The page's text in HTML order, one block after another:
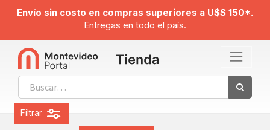
Envío sin costo en compras superiores a U$S 150*.
Entregas en todo el país.
Filtrar